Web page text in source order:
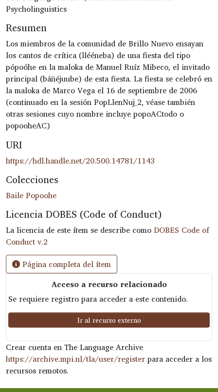
Psycholinguistics
Resumen
Los miembros de la comunidad de Brillo Nuevo ensayan
los cantos de crítica (llééneba) de una fiesta del tipo
pópoóhe en la maloka de Manuel Ruíz Mibeco, el invitado
principal (báñéjuube) de esta fiesta. La fiesta se celebró en
la maloka de Marco Vega el 16 de septiembre de 2006
(continuado en la sesión PopLlenNuj_2, véase también
otras sesiones cuyo nombre incluye popoACtodo o
popooheAC)
URI
https://hdl.handle.net/20.500.14781/1143
Colecciones
Baile Popoohe
Licencia DOBES (Code of Conduct)
La licencia de este ítem se describe comoDOBES Code of
Conduct v.2
Página completa del ítem
Acceso a recurso relacionado
Se requiere registro para acceder a este contenido.
Ir al recurso externo
Crear cuenta en The Language Archive
https://archive.mpi.nl/tla/user/registerpara acceder a los
recursos remotos.